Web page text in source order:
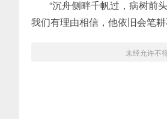
“沉舟侧畔千帆过，病树前
我们有理由相信，他依旧会笔
未经允许不